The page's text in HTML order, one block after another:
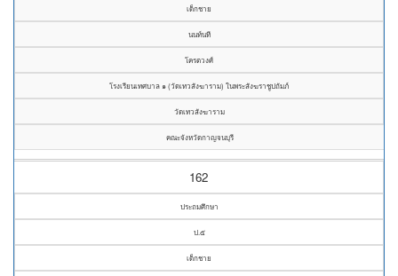
เด็กชาย
นนท์นที
โครตวงศ์
โรงเรียนเทศบาล ๑ (วัดเทวสังฆาราม) ในพระสังฆราชูปถัมภ์
วัดเทวสังฆาราม
คณะจังหวัดกาญจนบุรี
162
ประถมศึกษา
ป.๕
เด็กชาย